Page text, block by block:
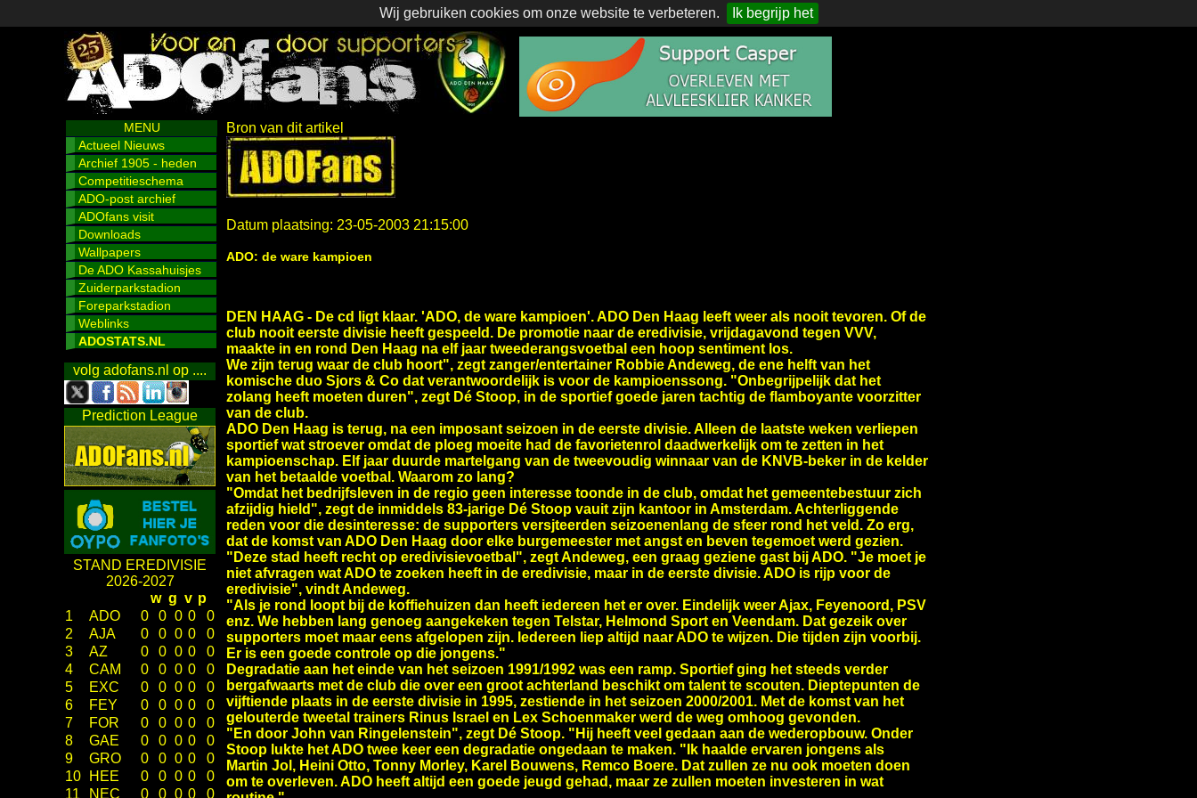
Wij gebruiken cookies om onze website te verbeteren. Ik begrijp het
MENU
Actueel Nieuws
Archief 1905 - heden
Competitieschema
ADO-post archief
ADOfans visit
Downloads
Wallpapers
De ADO Kassahuisjes
Zuiderparkstadion
Foreparkstadion
Weblinks
ADOSTATS.NL
volg adofans.nl op ....
Prediction League
STAND EREDIVISIE
2026-2027
w g v p
1
ADO 0 0 0 0
0
2
AJA 0 0 0 0
0
3
AZ 0 0 0 0
0
4
CAM 0 0 0 0
0
5
EXC 0 0 0 0
0
6
FEY 0 0 0 0
0
7
FOR 0 0 0 0
0
8
GAE 0 0 0 0
0
9
GRO 0 0 0 0
0
10
HEE 0 0 0 0
0
11
NEC 0 0 0 0 0
Bron van dit artikel
Datum plaatsing: 23-05-2003 21:15:00
ADO: de ware kampioen
DEN HAAG - De cd ligt klaar. 'ADO, de ware kampioen'. ADO Den Haag leeft weer als nooit tevoren. Of de
club nooit eerste divisie heeft gespeeld. De promotie naar de eredivisie, vrijdagavond tegen VVV,
maakte in en rond Den Haag na elf jaar tweederangsvoetbal een hoop sentiment los.
We zijn terug waar de club hoort", zegt zanger/entertainer Robbie Andeweg, de ene helft van het
komische duo Sjors & Co dat verantwoordelijk is voor de kampioenssong. "Onbegrijpelijk dat het
zolang heeft moeten duren", zegt Dé Stoop, in de sportief goede jaren tachtig de flamboyante voorzitter
van de club.
ADO Den Haag is terug, na een imposant seizoen in de eerste divisie. Alleen de laatste weken verliepen
sportief wat stroever omdat de ploeg moeite had de favorietenrol daadwerkelijk om te zetten in het
kampioenschap. Elf jaar duurde martelgang van de tweevoudig winnaar van de KNVB-beker in de kelder
van het betaalde voetbal. Waarom zo lang?
"Omdat het bedrijfsleven in de regio geen interesse toonde in de club, omdat het gemeentebestuur zich
afzijdig hield", zegt de inmiddels 83-jarige Dé Stoop vauit zijn kantoor in Amsterdam. Achterliggende
reden voor die desinteresse: de supporters versjteerden seizoenenlang de sfeer rond het veld. Zo erg,
dat de komst van ADO Den Haag door elke burgemeester met angst en beven tegemoet werd gezien.
"Deze stad heeft recht op eredivisievoetbal", zegt Andeweg, een graag geziene gast bij ADO. "Je moet je
niet afvragen wat ADO te zoeken heeft in de eredivisie, maar in de eerste divisie. ADO is rijp voor de
eredivisie", vindt Andeweg.
"Als je rond loopt bij de koffiehuizen dan heeft iedereen het er over. Eindelijk weer Ajax, Feyenoord, PSV
enz. We hebben lang genoeg aangekeken tegen Telstar, Helmond Sport en Veendam. Dat gezeik over
supporters moet maar eens afgelopen zijn. Iedereen liep altijd naar ADO te wijzen. Die tijden zijn voorbij.
Er is een goede controle op die jongens."
Degradatie aan het einde van het seizoen 1991/1992 was een ramp. Sportief ging het steeds verder
bergafwaarts met de club die over een groot achterland beschikt om talent te scouten. Dieptepunten de
vijftiende plaats in de eerste divisie in 1995, zestiende in het seizoen 2000/2001. Met de komst van het
gelouterde tweetal trainers Rinus Israel en Lex Schoenmaker werd de weg omhoog gevonden.
"En door John van Ringelenstein", zegt Dé Stoop. "Hij heeft veel gedaan aan de wederopbouw. Onder
Stoop lukte het ADO twee keer een degradatie ongedaan te maken. "Ik haalde ervaren jongens als
Martin Jol, Heini Otto, Tonny Morley, Karel Bouwens, Remco Boere. Dat zullen ze nu ook moeten doen
om te overleven. ADO heeft altijd een goede jeugd gehad, maar ze zullen moeten investeren in wat